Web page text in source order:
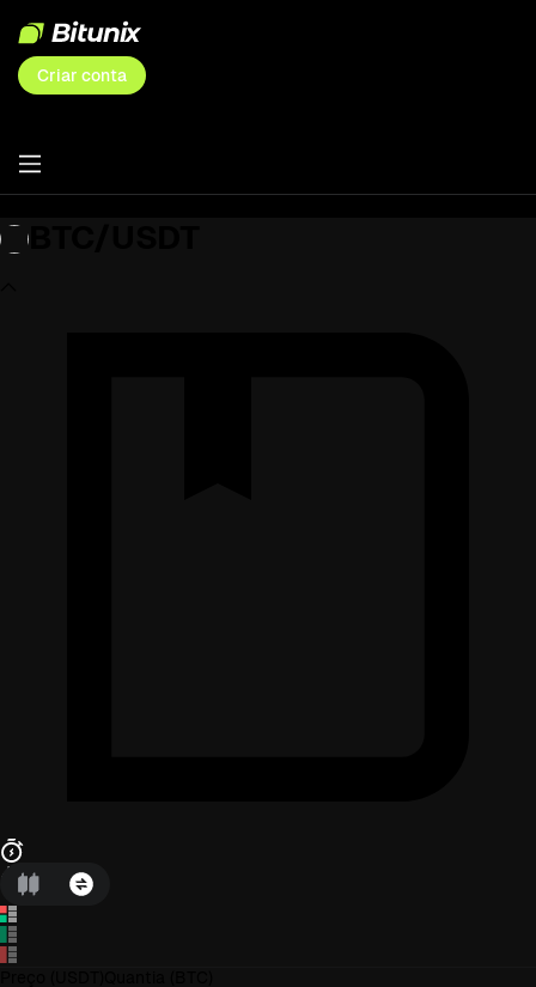
Criar conta